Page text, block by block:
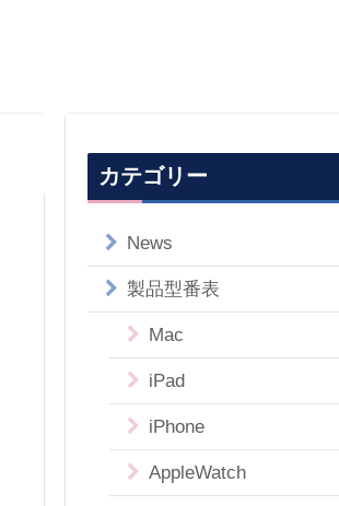
カテゴリー
News
製品型番表
Mac
iPad
iPhone
AppleWatch